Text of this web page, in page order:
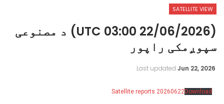
SATELLITE VIEW
(22/06/2026 03:00 UTC) د مصنوعی
سپوږمکی راپور
Last updated Jun 22, 2026
Satellite reports 20260622Download